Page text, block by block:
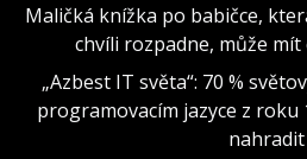
Maličká knížka po babičce,
chvíli rozpadne, může
„Azbest IT světa“: 70 %
programovacím jazyce z roku
nahradit